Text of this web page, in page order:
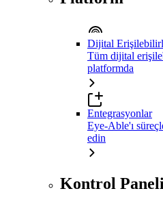
Dijital
Tüm dijital
platformda
Entegrasyonlar
Eye-Able'ı
edin
Kontrol